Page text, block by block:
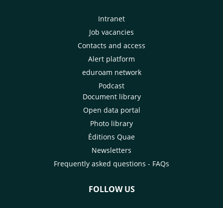
Intranet
Job vacancies
Contacts and access
Alert platform
eduroam network
Podcast
Document library
Open data portal
Photo library
Éditions Quae
Newsletters
Frequently asked questions - FAQs
FOLLOW US